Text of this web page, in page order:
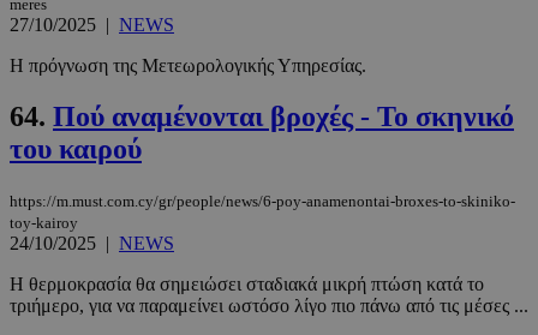
meres
27/10/2025 | NEWS
Η πρόγνωση της Μετεωρολογικής Υπηρεσίας.
64. Πού αναμένονται βροχές - Το σκηνικό
του καιρού
https://m.must.com.cy/gr/people/news/6-poy-anamenontai-broxes-to-skiniko-
toy-kairoy
24/10/2025 | NEWS
Η θερμοκρασία θα σημειώσει σταδιακά μικρή πτώση κατά το
τριήμερο, για να παραμείνει ωστόσο λίγο πιο πάνω από τις μέσες ...